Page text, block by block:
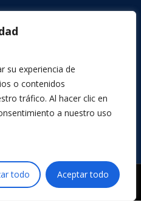
su experiencia de
o contenidos
tráfico. Al hacer clic en
a nuestro uso
todo Aceptar todo